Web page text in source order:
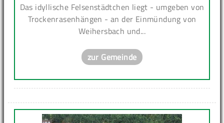
Das idyllische Felsenstädtchen liegt - umgeben von
Trockenrasenhängen - an der Einmündung von
Weihersbach und...
zur Gemeinde